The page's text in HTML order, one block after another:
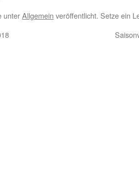
unterAllgemein veröffentlicht. Setze ein